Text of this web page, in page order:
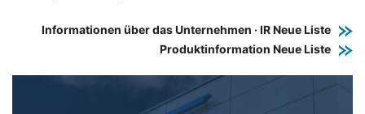
Informationen über das Unternehmen · IR Neue Liste
Produktinformation Neue Liste